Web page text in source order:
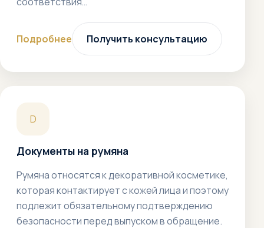
Подробнее Получить консультацию
D
Документы на румяна
Румяна относятся к декоративной косметике,
которая контактирует с кожей лица и поэтому
подлежит обязательному подтверждению
безопасности перед выпуском в обращение.